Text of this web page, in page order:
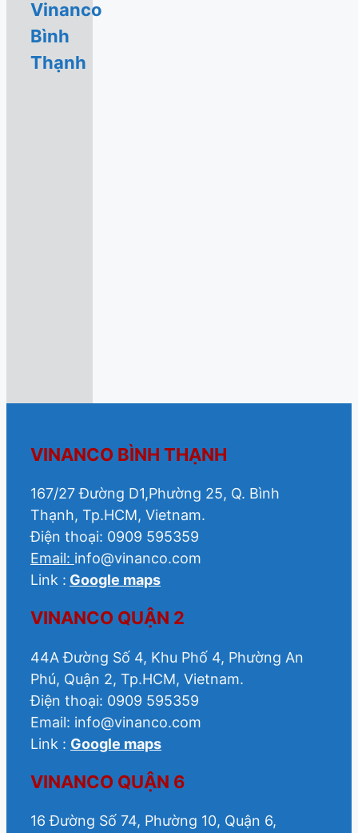
Vinanco
Bình
Thạnh
VINANCO BÌNH THẠNH
167/27 Đường D1,Phường 25, Q. Bình
Thạnh, Tp.HCM, Vietnam.
Điện thoại: 0909 595359
Email: info@vinanco.com
Link : Google maps
VINANCO QUẬN 2
44A Đường Số 4, Khu Phố 4, Phường An
Phú, Quận 2, Tp.HCM, Vietnam.
Điện thoại: 0909 595359
Email: info@vinanco.com
Link : Google maps
VINANCO QUẬN 6
16 Đường Số 74, Phường 10, Quận 6,